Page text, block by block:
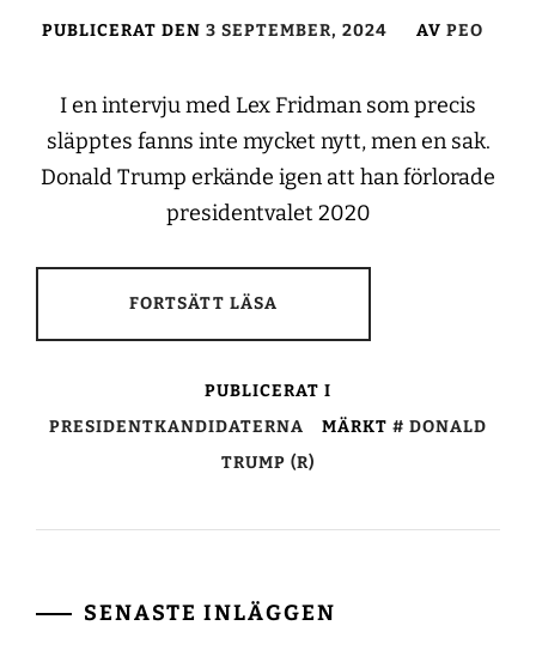
PUBLICERAT DEN 3 SEPTEMBER, 2024 AV PEO
I en intervju med Lex Fridman som precis
släpptes fanns inte mycket nytt, men en sak.
Donald Trump erkände igen att han förlorade
presidentvalet 2020
FORTSÄTT LÄSA
PUBLICERAT I
PRESIDENTKANDIDATERNA
MÄRKT
DONALD
TRUMP (R)
SENASTE INLÄGGEN